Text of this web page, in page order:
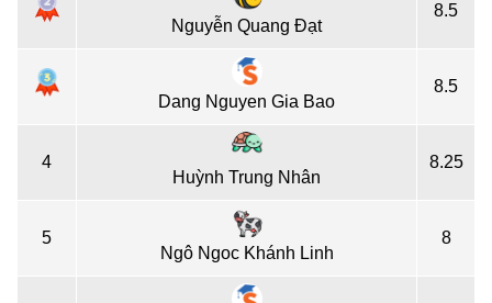
Nguyễn Quang Đạt
8.5
Dang Nguyen Gia Bao
8.5
4
Huỳnh Trung Nhân
8.25
5
Ngô Ngoc Khánh Linh
8